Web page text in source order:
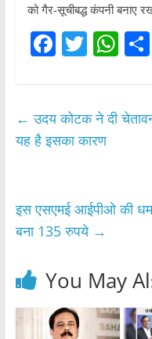
को गैर-सूचीबद्ध कंपनी बनाए
F
e
b
o
k
T
er
W
s
p
S
← उदय कोटक ने दी
यह है इसका कारण
इस एसएमई आईपीओ की
बना 135 रुपये →
You May